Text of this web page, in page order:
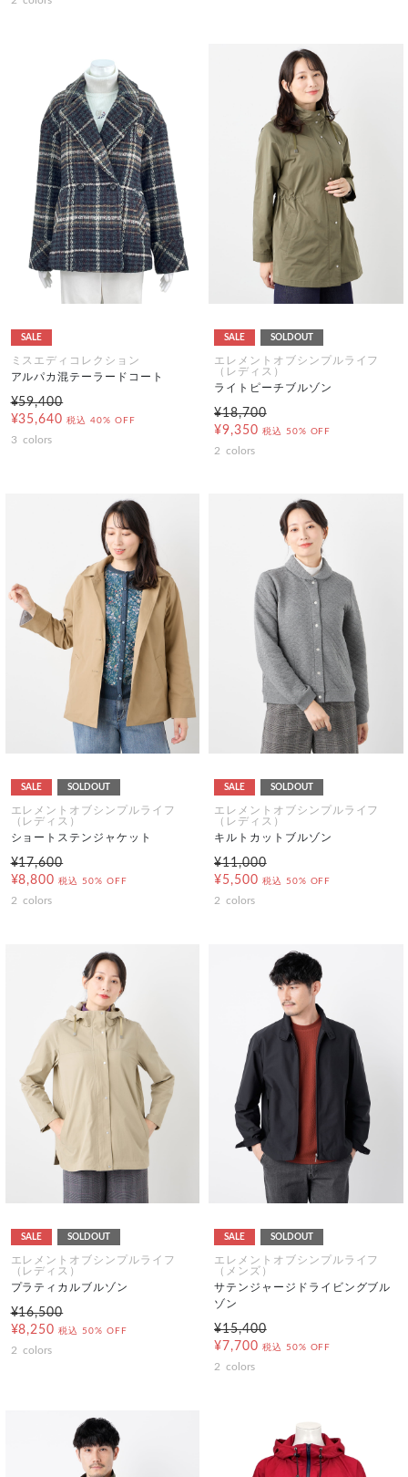
SALE
ミスエディコレクション
アルパカ混テーラードコート
¥59,400
¥35,640 税込 40% OFF
3 colors
SALE SOLDOUT
エレメントオブシンプルライフ
（レディス）
ライトピーチブルゾン
¥18,700
¥9,350 税込 50% OFF
2 colors
SALE SOLDOUT
エレメントオブシンプルライフ
（レディス）
ショートステンジャケット
¥17,600
¥8,800 税込 50% OFF
2 colors
SALE SOLDOUT
エレメントオブシンプルライフ
（レディス）
キルトカットブルゾン
¥11,000
¥5,500 税込 50% OFF
2 colors
SALE SOLDOUT
エレメントオブシンプルライフ
（レディス）
プラティカルブルゾン
¥16,500
¥8,250 税込 50% OFF
2 colors
SALE SOLDOUT
エレメントオブシンプルライフ
（メンズ）
サテンジャージドライビングブル
ゾン
¥15,400
¥7,700 税込 50% OFF
2 colors